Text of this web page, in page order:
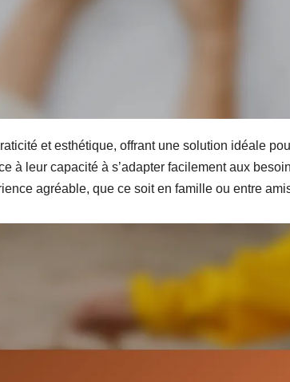
et esthétique, offrant une solution idéale
à leur capacité à s’adapter facilement aux
agréable, que ce soit en famille ou entre